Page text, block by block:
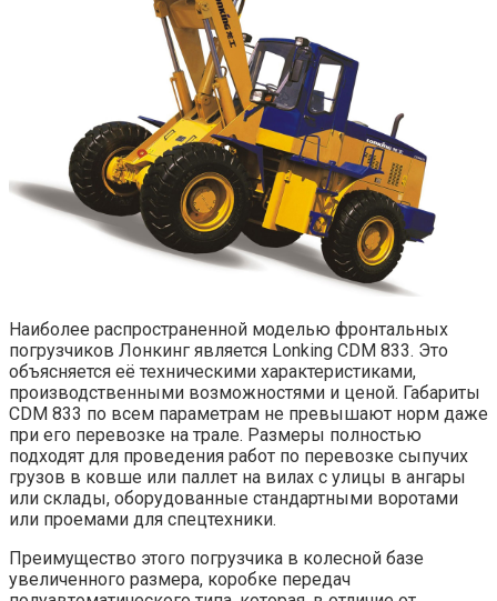
Наиболее распространенной моделью фронтальных
погрузчиков Лонкинг является Lonking CDM 833. Это
объясняется её техническими характеристиками,
производственными возможностями и ценой. Габариты
CDM 833 по всем параметрам не превышают норм даже
при его перевозке на трале. Размеры полностью
подходят для проведения работ по перевозке сыпучих
грузов в ковше или паллет на вилах с улицы в ангары
или склады, оборудованные стандартными воротами
или проемами для спецтехники.
Преимущество этого погрузчика в колесной базе
увеличенного размера, коробке передач